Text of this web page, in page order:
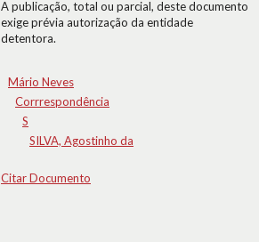
A publicação, total ou parcial, deste documento
exige prévia autorização da entidade
detentora.
Mário Neves
Corrrespondência
S
SILVA, Agostinho da
Citar Documento